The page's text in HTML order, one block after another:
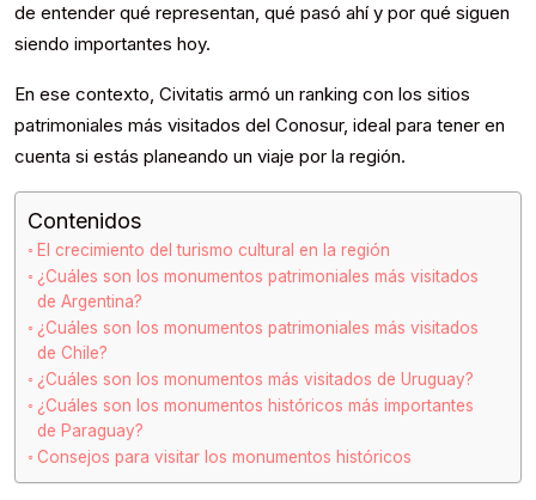
de entender qué representan, qué pasó ahí y por qué siguen
siendo importantes hoy.
En ese contexto, Civitatis armó un ranking con los sitios
patrimoniales más visitados del Conosur, ideal para tener en
cuenta si estás planeando un viaje por la región.
Contenidos
El crecimiento del turismo cultural en la región
¿Cuáles son los monumentos patrimoniales más visitados
de Argentina?
¿Cuáles son los monumentos patrimoniales más visitados
de Chile?
¿Cuáles son los monumentos más visitados de Uruguay?
¿Cuáles son los monumentos históricos más importantes
de Paraguay?
Consejos para visitar los monumentos históricos